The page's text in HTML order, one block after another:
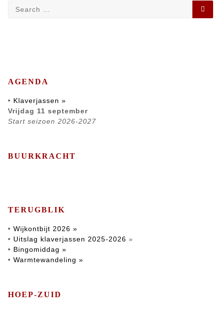
AGENDA
• Klaverjassen »
Vrijdag 11 september
Start seizoen 2026-2027
BUURKRACHT
TERUGBLIK
• Wijkontbijt 2026 »
• Uitslag klaverjassen 2025-2026 »
• Bingomiddag »
• Warmtewandeling »
HOEP-ZUID